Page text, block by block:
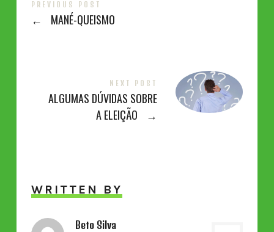
PREVIOUS POST
← MANÉ-QUEISMO
NEXT POST
ALGUMAS DÚVIDAS SOBRE
A ELEIÇÃO
→
WRITTEN BY
Beto Silva